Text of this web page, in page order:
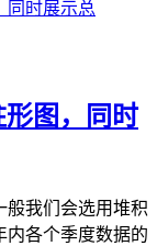
形图，同时
般我们会选用堆积
内各个季度数据的